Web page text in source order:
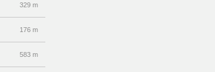
329 m
176 m
583 m